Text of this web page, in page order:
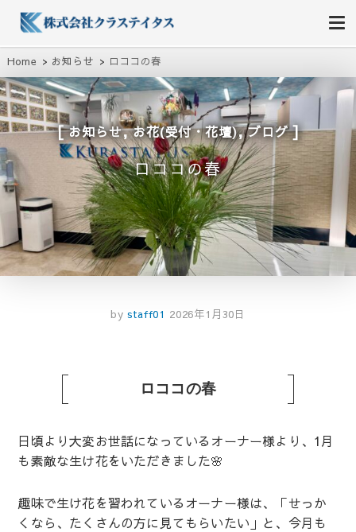
株式会社クラステイタス
地域のコミュニティーを大切にする企業
Home お知らせ ロココの春
お知らせ,お花(受付・花壇),ブログ
ロココの春
by staff01 2026年1月30日
ロココの春
日頃より大変お世話になっているオーナー様より、1月
も素敵な生け花をいただきました🌸
趣味で生け花を習われているオーナー様は、「せっか
くなら、たくさんの方に見てもらいたい」と、今月も